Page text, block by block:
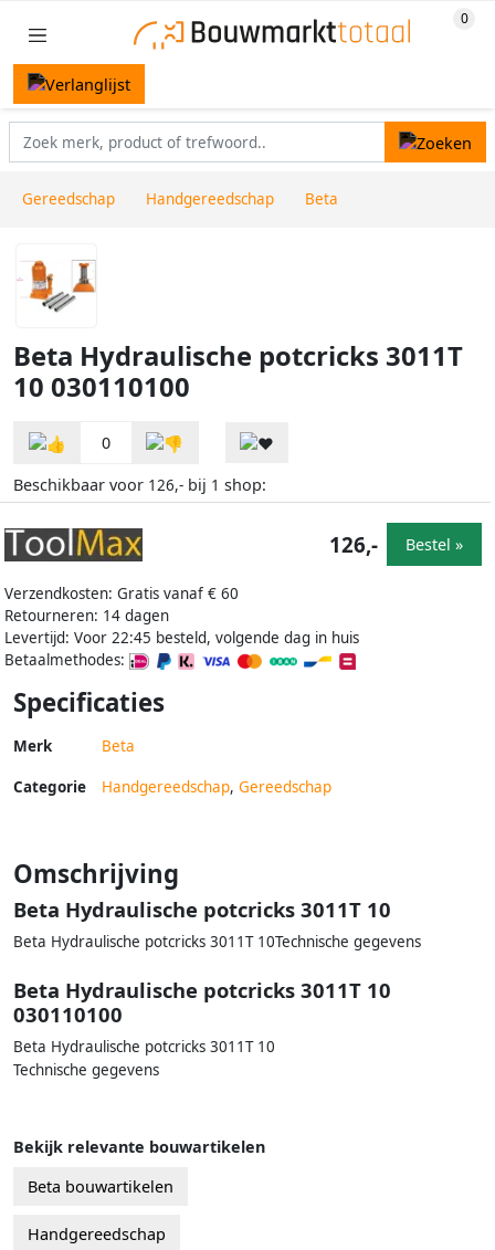
Gereedschap Handgereedschap Beta
Beta Hydraulische potcricks 3011T
10 030110100
0
Beschikbaar voor 126,- bij 1 shop:
Verzendkosten: Gratis vanaf € 60
Retourneren: 14 dagen
Levertijd: Voor 22:45 besteld, volgende dag in huis
Betaalmethodes:
126,- Bestel »
Specificaties
Merk Beta
Categorie Handgereedschap, Gereedschap
Omschrijving
Beta Hydraulische potcricks 3011T 10
Beta Hydraulische potcricks 3011T 10Technische gegevens
Beta Hydraulische potcricks 3011T 10
030110100
Beta Hydraulische potcricks 3011T 10
Technische gegevens
Bekijk relevante bouwartikelen
Beta bouwartikelen
Handgereedschap